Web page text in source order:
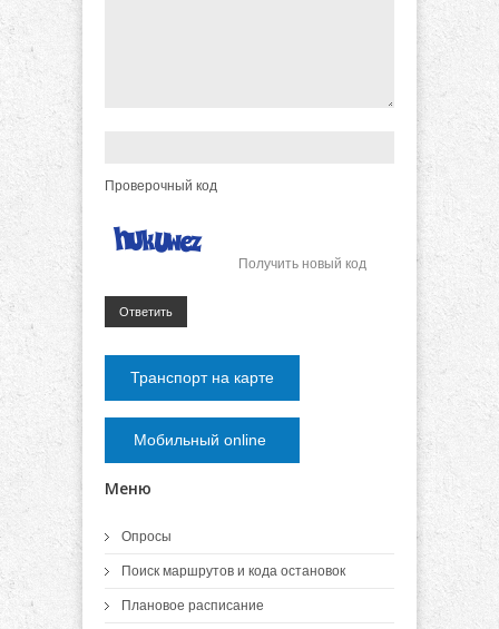
Проверочный код
Получить новый код
Ответить
Транспорт на карте
Мобильный online
Меню
Опросы
Поиск маршрутов и кода остановок
Плановое расписание